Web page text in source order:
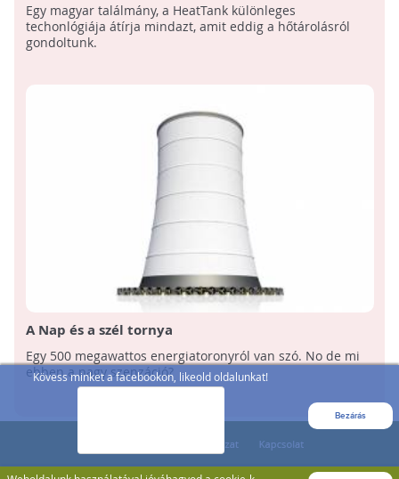
Kövess minket a facebookon, likeold oldalunkat!
Bezárás
Egy magyar találmány, a HeatTank különleges
techonlógiája átírja mindazt, amit eddig a hőtárolásról
gondoltunk.
A Nap és a szél tornya
Egy 500 megawattos energiatoronyról van szó. No de mi
ebben a nagy szenzáció?